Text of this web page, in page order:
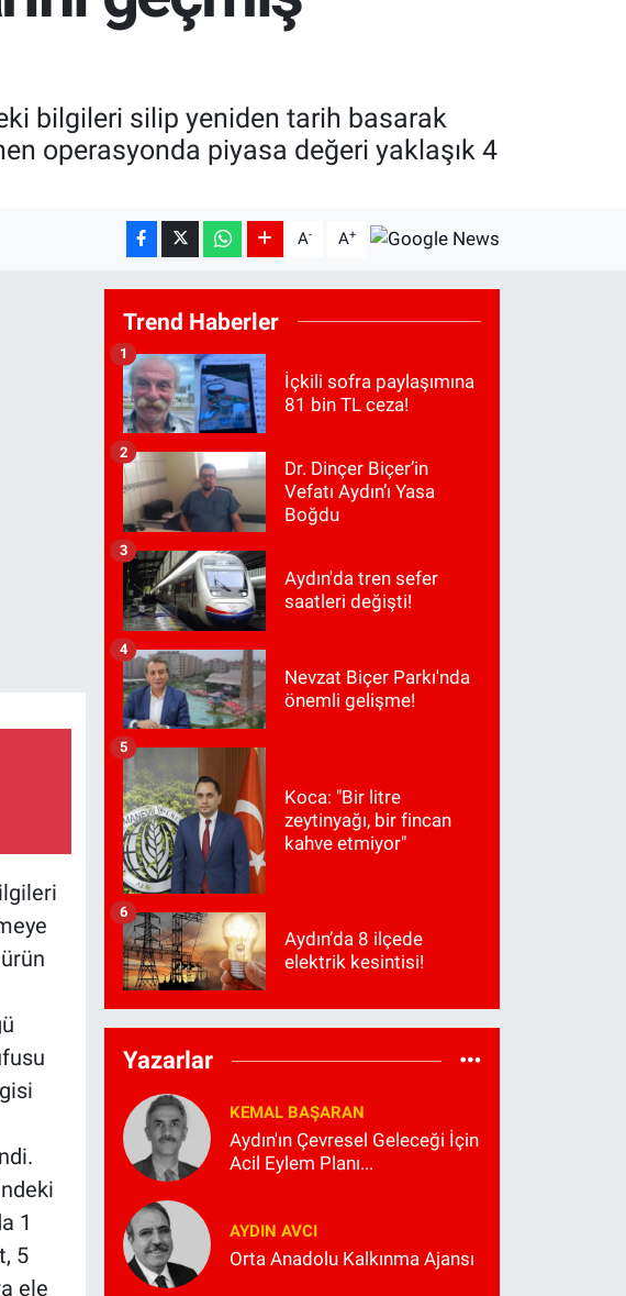
bilgileri silip yeniden tarih basarak
operasyonda piyasa değeri yaklaşık 4
A- A+
1
5
ele
Trend Haberler
İçkili sofra paylaşımına
81 bin TL ceza!
1
Dr. Dinçer Biçer’in
Vefatı Aydın’ı Yasa
Boğdu
2
Aydın'da tren sefer
saatleri değişti!
3
Nevzat Biçer Parkı'nda
önemli gelişme!
4
Koca: "Bir litre
zeytinyağı, bir fincan
kahve etmiyor"
5
Aydın’da 8 ilçede
elektrik kesintisi!
6
Yazarlar
KEMAL BAŞARAN
Aydın'ın Çevresel Geleceği İçin
Acil Eylem Planı...
AYDIN AVCI
Orta Anadolu Kalkınma Ajansı